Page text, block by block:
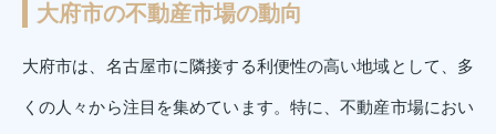
大府市の不動産市場の動向
大府市は、名古屋市に隣接する利便性の高い地域として、多
くの人々から注目を集めています。特に、不動産市場におい